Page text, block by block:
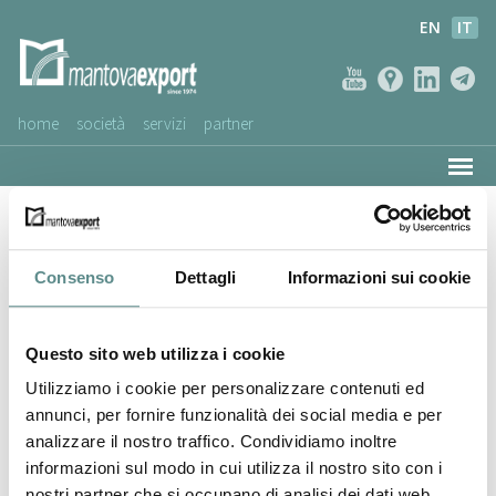
Consenso Dettagli Informazioni sui cookie
Questo sito web utilizza i cookie
Utilizziamo i cookie per personalizzare contenuti ed
annunci, per fornire funzionalità dei social media e per
analizzare il nostro traffico. Condividiamo inoltre
informazioni sul modo in cui utilizza il nostro sito con i
EN IT
home società servizi partner
AZIENDE CLIENTI
VIDEO
Delta Med Spa